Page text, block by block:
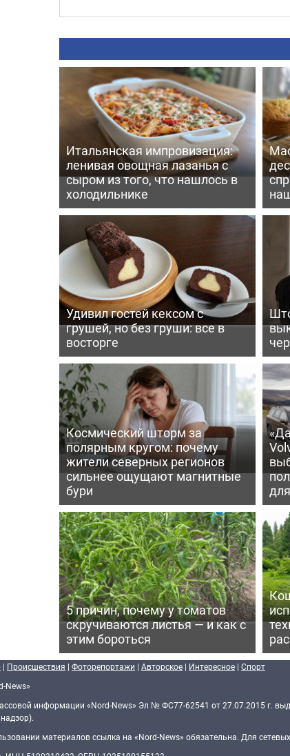
Итальянская импровизация:
ленивая овощная лазанья с
сыром из того, что нашлось в
холодильнике
Удивил гостей кексом с
грушей, но без груши: все в
восторге
Космический шторм за
полярным кругом: почему
жители северных регионов
сильнее ощущают магнитные
бури
5 причин, почему у томатов
скручиваются листья — и как с
этим бороться
| Происшествия | Фоторепортажи | Авторское | Интересное | Спорт
News»
информации «Nord-News» Эл № ФС77-62541 от 27.07.2015 г.
материалов ссылка на «Nord-News» обязательна. Для